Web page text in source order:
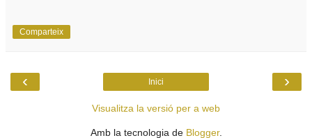
Comparteix
‹ ›
Inici
Visualitza la versió per a web
Amb la tecnologia de Blogger.